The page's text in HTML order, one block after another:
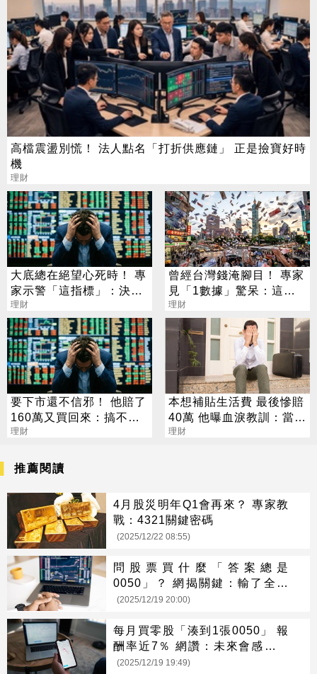
高檔震盪別慌！ 法人點名「打折供應鏈」 正是撿寶好時
機
理財
大底總在絕望心死時！ 專
家示警「這指標」：決定
踩踏崩跌關鍵
理財
曾經台灣錢淹腳目！ 專家
見「1數據」驚呆：這代
淹到天靈蓋
理財
要下市還不信邪！ 他賠了
160萬又買回來：搞不好
像力積電
理財
本想補貼生活費 最後慘賠
40萬 他曝血淚教訓：當沖
是毒藥
理財
推薦閱讀
4月股災明年Q1會再來？ 專家教
戰：4321關鍵密碼
(2025/12/22 08:55)
問股票買什麼「答案總是
0050」？ 網揭關鍵：輸了全市
場陪你
(2025/12/19 20:00)
每月買零股「湊到1張0050」 報
酬率近7％ 網讚：未來會感謝自
己
(2025/12/19 19:49)